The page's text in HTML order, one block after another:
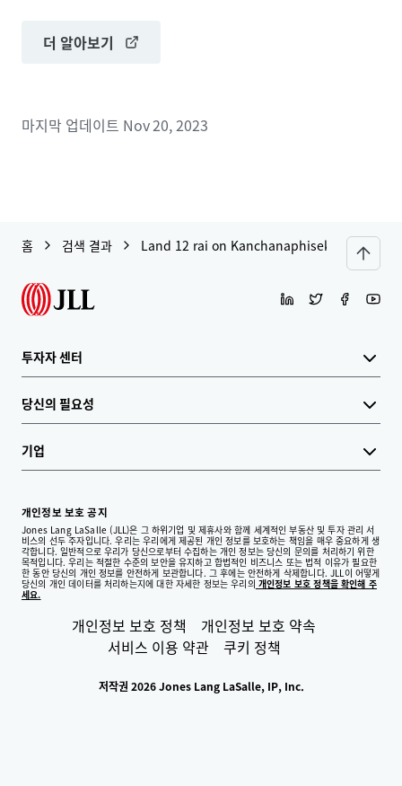
더 알아보기
마지막 업데이트 Nov 20, 2023
홈 검색 결과 Land 12 rai on Kanchanaphisek Road
투자자 센터
당신의 필요성
기업
개인정보 보호 공지
Jones Lang LaSalle (JLL)은 그 하위기업 및 제휴사와 함께 세계적인 부동산 및 투자 관리 서
비스의 선두 주자입니다. 우리는 우리에게 제공된 개인 정보를 보호하는 책임을 매우 중요하게 생
각합니다. 일반적으로 우리가 당신으로부터 수집하는 개인 정보는 당신의 문의를 처리하기 위한
목적입니다. 우리는 적절한 수준의 보안을 유지하고 합법적인 비즈니스 또는 법적 이유가 필요한
한 동안 당신의 개인 정보를 안전하게 보관합니다. 그 후에는 안전하게 삭제합니다. JLL이 어떻게
당신의 개인 데이터를 처리하는지에 대한 자세한 정보는 우리의 개인정보 보호 정책을 확인해 주
세요.
개인정보 보호 정책
개인정보 보호 약속
서비스 이용 약관
쿠키 정책
저작권 2026 Jones Lang LaSalle, IP, Inc.